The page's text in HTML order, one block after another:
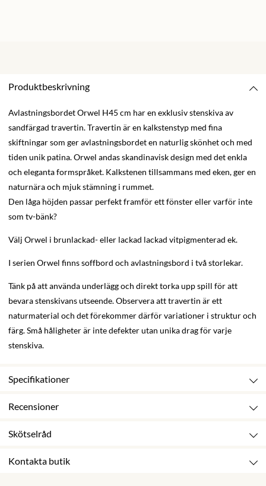
Produktbeskrivning
Avlastningsbordet Orwel H45 cm har en exklusiv stenskiva av
sandfärgad travertin. Travertin är en kalkstenstyp med fina
skiftningar som ger avlastningsbordet en naturlig skönhet och med
tiden unik patina. Orwel andas skandinavisk design med det enkla
och eleganta formspråket. Kalkstenen tillsammans med eken, ger en
naturnära och mjuk stämning i rummet.
Den låga höjden passar perfekt framför ett fönster eller varför inte
som tv-bänk?
Välj Orwel i brunlackad- eller lackad lackad vitpigmenterad ek.
I serien Orwel finns soffbord och avlastningsbord i två storlekar.
Tänk på att använda underlägg och direkt torka upp spill för att
bevara stenskivans utseende. Observera att travertin är ett
naturmaterial och det förekommer därför variationer i struktur och
färg. Små håligheter är inte defekter utan unika drag för varje
stenskiva.
Specifikationer
Recensioner
Skötselråd
Kontakta butik